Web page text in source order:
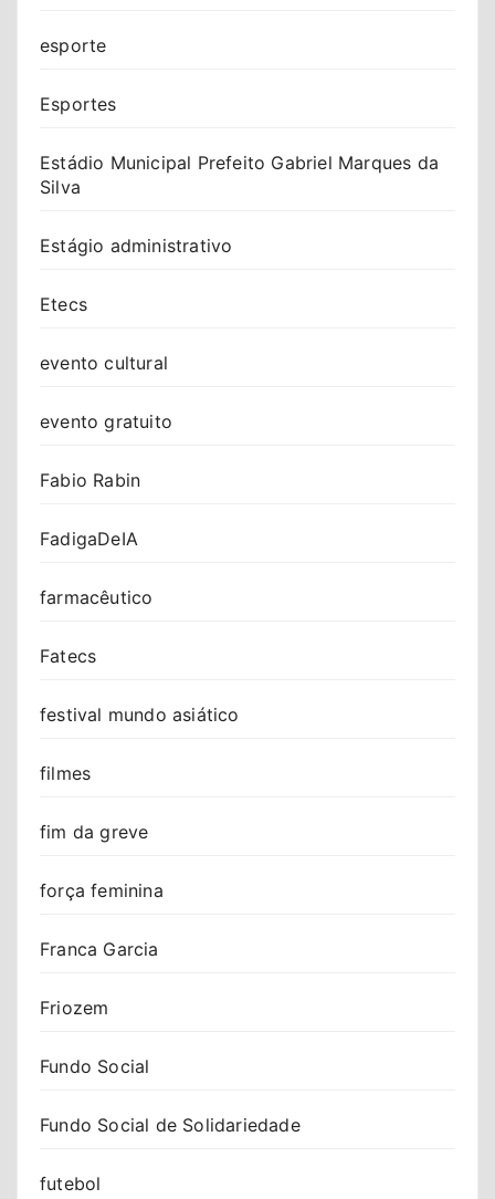
esporte
Esportes
Estádio Municipal Prefeito Gabriel Marques da
Silva
Estágio administrativo
Etecs
evento cultural
evento gratuito
Fabio Rabin
FadigaDeIA
farmacêutico
Fatecs
festival mundo asiático
filmes
fim da greve
força feminina
Franca Garcia
Friozem
Fundo Social
Fundo Social de Solidariedade
futebol